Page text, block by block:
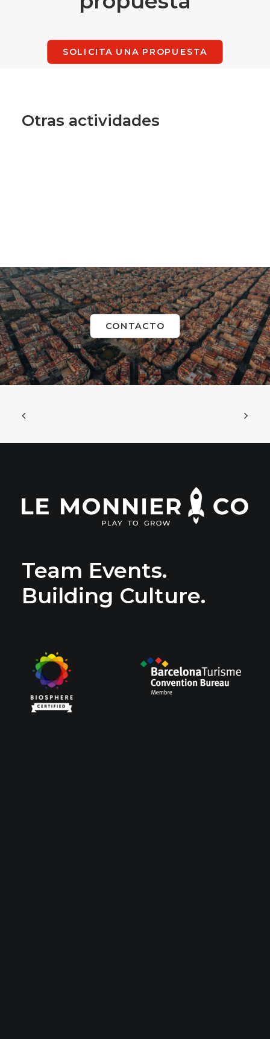
SOLICITA UNA PROPUESTA
Otras actividades
Team Building Graffiti
CONTACTO
Team Events.
Building Culture.